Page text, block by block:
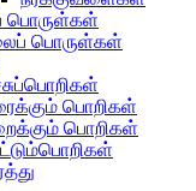
பொருள்கள்
பொருள்கள்
பொறிகள்
பொறிகள்